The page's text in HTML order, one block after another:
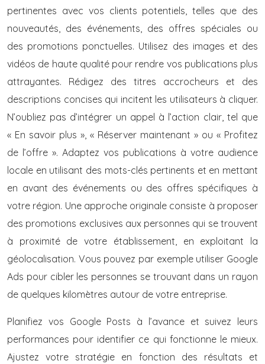
pertinentes avec vos clients potentiels, telles que des
nouveautés, des événements, des offres spéciales ou
des promotions ponctuelles. Utilisez des images et des
vidéos de haute qualité pour rendre vos publications plus
attrayantes. Rédigez des titres accrocheurs et des
descriptions concises qui incitent les utilisateurs à cliquer.
N’oubliez pas d’intégrer un appel à l’action clair, tel que
« En savoir plus », « Réserver maintenant » ou « Profitez
de l’offre ». Adaptez vos publications à votre audience
locale en utilisant des mots-clés pertinents et en mettant
en avant des événements ou des offres spécifiques à
votre région. Une approche originale consiste à proposer
des promotions exclusives aux personnes qui se trouvent
à proximité de votre établissement, en exploitant la
géolocalisation. Vous pouvez par exemple utiliser Google
Ads pour cibler les personnes se trouvant dans un rayon
de quelques kilomètres autour de votre entreprise.
Planifiez vos Google Posts à l’avance et suivez leurs
performances pour identifier ce qui fonctionne le mieux.
Ajustez votre stratégie en fonction des résultats et